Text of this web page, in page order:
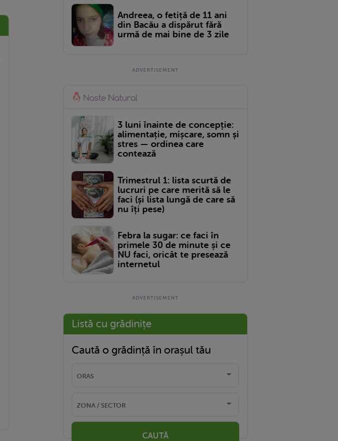
Andreea, o fetiță de 11 ani
din Bacău a dispărut fără
urmă de mai bine de 3 zile
3 luni înainte de concepție:
alimentație, mișcare, somn și
stres — ordinea care
contează
Trimestrul 1: lista scurtă de
lucruri pe care merită să le
faci (și lista lungă de care să
nu îți pese)
Febra la sugar: ce faci în
primele 30 de minute și ce
NU faci, oricât te presează
internetul
Listă cu grădinițe
Caută o grădință în orașul tău
CAUTĂ